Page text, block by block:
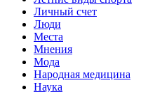
Личный счет
Люди
Места
Мнения
Мода
Народная медицина
Наука